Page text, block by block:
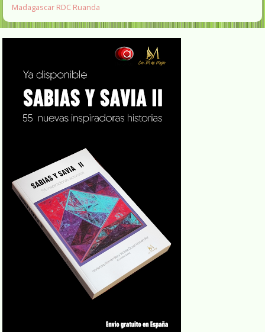
Madagascar RDC Ruanda